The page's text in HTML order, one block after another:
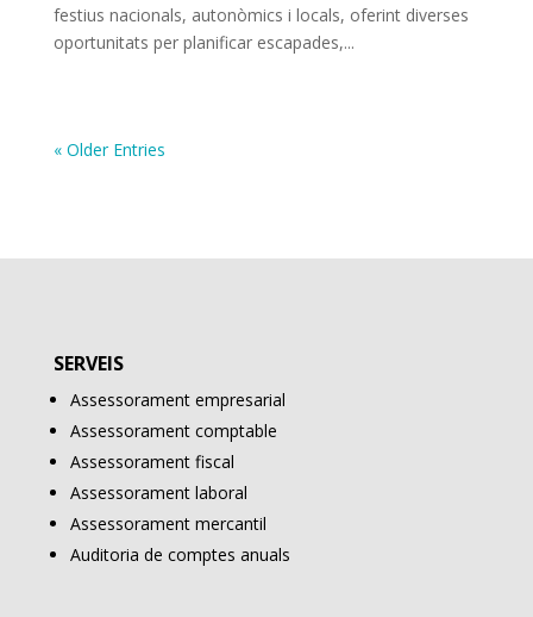
festius nacionals, autonòmics i locals, oferint diverses
oportunitats per planificar escapades,...
« Older Entries
SERVEIS
Assessorament empresarial
Assessorament comptable
Assessorament fiscal
Assessorament laboral
Assessorament mercantil
Auditoria de comptes anuals